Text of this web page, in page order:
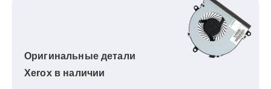
Оригинальные детали
Xerox в наличии